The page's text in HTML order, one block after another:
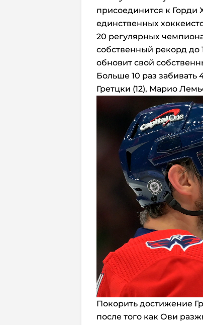
присоединится к Горди
единственных
20 регулярных
собственный рекорд до
обновит свой
Больше 10 раз забивать
Гретцки (12), Марио
Покорить достижение
после того как Ови